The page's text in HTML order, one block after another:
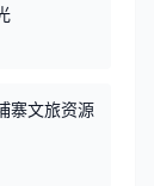
寨文旅资源